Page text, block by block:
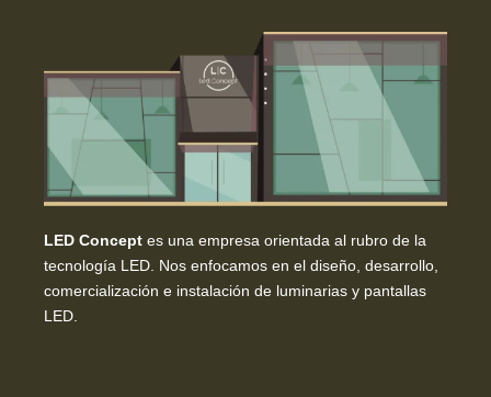
LED Concept es una empresa orientada al rubro de la
tecnología LED. Nos enfocamos en el diseño, desarrollo,
comercialización e instalación de luminarias y pantallas
LED.